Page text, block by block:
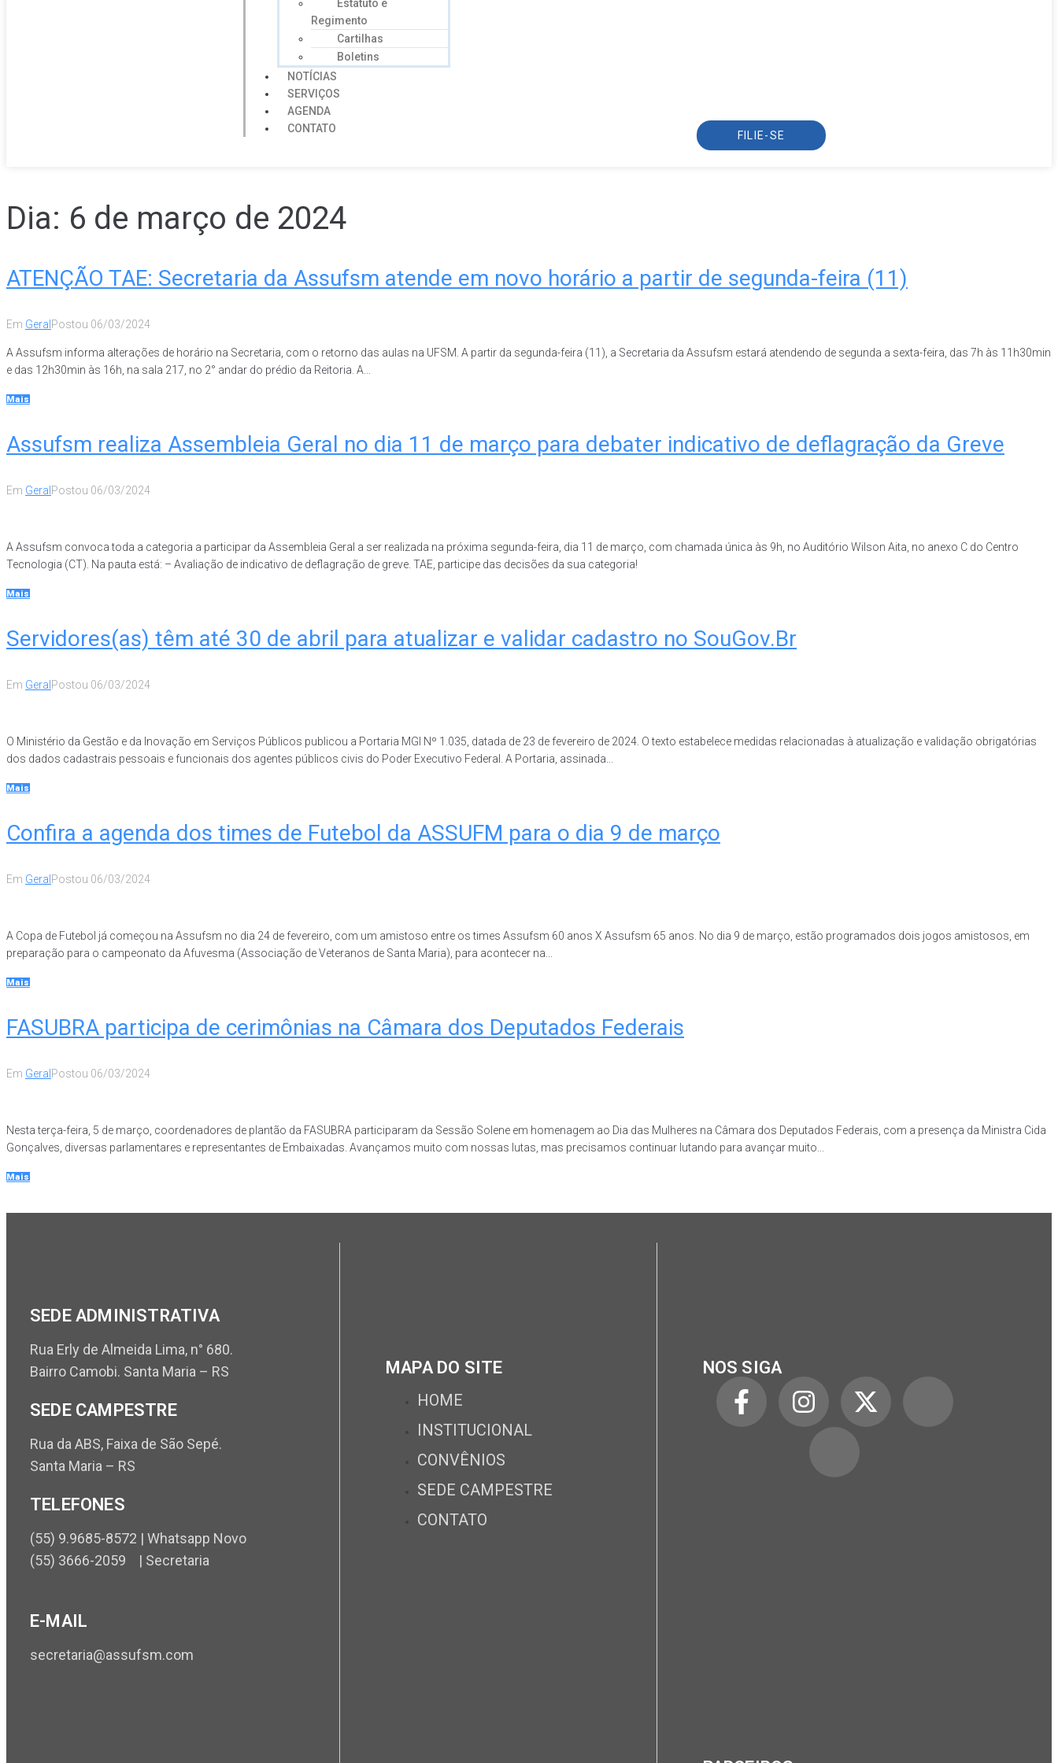
Estatuto e
Regimento
Cartilhas
Boletins
NOTÍCIAS
SERVIÇOS
AGENDA
CONTATO
FILIE-SE
Dia: 6 de março de 2024
ATENÇÃO TAE: Secretaria da Assufsm atende em novo horário a partir de segunda-feira (11)
Em Geral Postou 06/03/2024
A Assufsm informa alterações de horário na Secretaria, com o retorno das aulas na UFSM. A partir da segunda-feira (11), a Secretaria da Assufsm estará atendendo de segunda a sexta-feira, das 7h às 11h30min
e das 12h30min às 16h, na sala 217, no 2° andar do prédio da Reitoria. A...
Mais
Assufsm realiza Assembleia Geral no dia 11 de março para debater indicativo de deflagração da Greve
Em Geral Postou 06/03/2024
A Assufsm convoca toda a categoria a participar da Assembleia Geral a ser realizada na próxima segunda-feira, dia 11 de março, com chamada única às 9h, no Auditório Wilson Aita, no anexo C do Centro
Tecnologia (CT). Na pauta está: – Avaliação de indicativo de deflagração de greve. TAE, participe das decisões da sua categoria!
Mais
Servidores(as) têm até 30 de abril para atualizar e validar cadastro no SouGov.Br
Em Geral Postou 06/03/2024
O Ministério da Gestão e da Inovação em Serviços Públicos publicou a Portaria MGI Nº 1.035, datada de 23 de fevereiro de 2024. O texto estabelece medidas relacionadas à atualização e validação obrigatórias
dos dados cadastrais pessoais e funcionais dos agentes públicos civis do Poder Executivo Federal. A Portaria, assinada...
Mais
Confira a agenda dos times de Futebol da ASSUFM para o dia 9 de março
Em Geral Postou 06/03/2024
A Copa de Futebol já começou na Assufsm no dia 24 de fevereiro, com um amistoso entre os times Assufsm 60 anos X Assufsm 65 anos. No dia 9 de março, estão programados dois jogos amistosos, em
preparação para o campeonato da Afuvesma (Associação de Veteranos de Santa Maria), para acontecer na...
Mais
FASUBRA participa de cerimônias na Câmara dos Deputados Federais
Em Geral Postou 06/03/2024
Nesta terça-feira, 5 de março, coordenadores de plantão da FASUBRA participaram da Sessão Solene em homenagem ao Dia das Mulheres na Câmara dos Deputados Federais, com a presença da Ministra Cida
Gonçalves, diversas parlamentares e representantes de Embaixadas. Avançamos muito com nossas lutas, mas precisamos continuar lutando para avançar muito...
Mais
SEDE ADMINISTRATIVA
Rua Erly de Almeida Lima, n° 680.
Bairro Camobi. Santa Maria – RS
SEDE CAMPESTRE
Rua da ABS, Faixa de São Sepé.
Santa Maria – RS
TELEFONES
(55) 9.9685-8572 | Whatsapp Novo
(55) 3666-2059 | Secretaria
E-MAIL
secretaria@assufsm.com
MAPA DO SITE
HOME
INSTITUCIONAL
CONVÊNIOS
SEDE CAMPESTRE
CONTATO
NOS SIGA